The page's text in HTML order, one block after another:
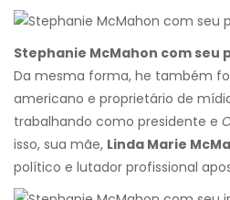
Stephanie McMahon com seu
Da mesma forma, he também
americano e proprietário de
trabalhando como presidente e
isso, sua mãe, Linda Marie
político e lutador profissional